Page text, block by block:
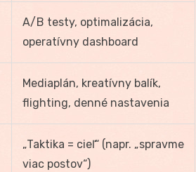
A/B testy, optimalizácia,
operatívny dashboard
Mediaplán, kreatívny balík,
flighting, denné nastavenia
„Taktika = cieľ“ (napr. „spravme
viac postov“)